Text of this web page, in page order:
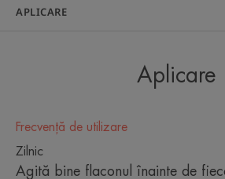
Soluție bifazică
machiaj, chiar și a
la apă.
APLICARE
Aplicare
Frecvență de utilizare
Zilnic
Agită bine flaconul înainte de